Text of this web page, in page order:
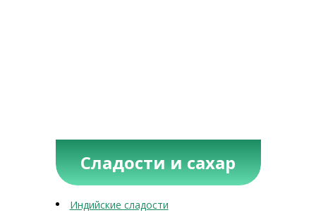
Сладости и сахар
Индийские сладости